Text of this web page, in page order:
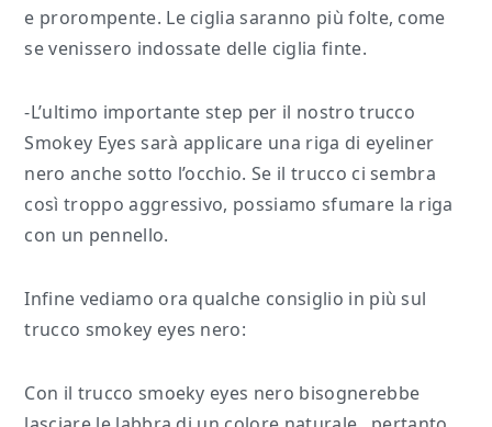
e prorompente. Le ciglia saranno più folte, come
se venissero indossate delle ciglia finte.
-L’ultimo importante step per il nostro trucco
Smokey Eyes sarà applicare una riga di eyeliner
nero anche sotto l’occhio. Se il trucco ci sembra
così troppo aggressivo, possiamo sfumare la riga
con un pennello.
Infine vediamo ora qualche consiglio in più sul
trucco smokey eyes nero:
Con il trucco smoeky eyes nero bisognerebbe